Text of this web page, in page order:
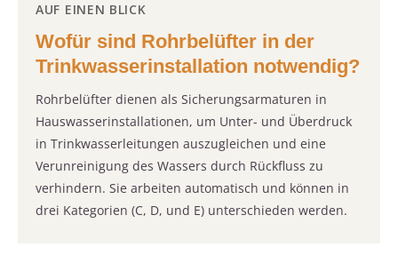
AUF EINEN BLICK
Wofür sind Rohrbelüfter in der
Trinkwasserinstallation notwendig?
Rohrbelüfter dienen als Sicherungsarmaturen in
Hauswasserinstallationen, um Unter- und Überdruck
in Trinkwasserleitungen auszugleichen und eine
Verunreinigung des Wassers durch Rückfluss zu
verhindern. Sie arbeiten automatisch und können in
drei Kategorien (C, D, und E) unterschieden werden.